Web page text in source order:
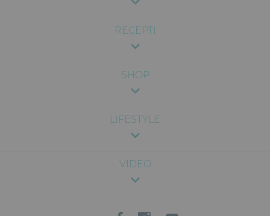
RECEPTI
SHOP
LIFESTYLE
VIDEO